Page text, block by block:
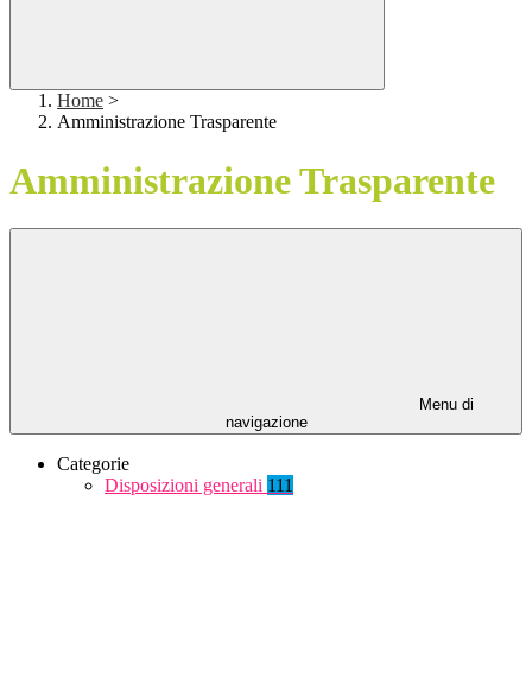
Home >
Amministrazione Trasparente
Amministrazione Trasparente
Menu di
navigazione
Categorie
Disposizioni generali 111